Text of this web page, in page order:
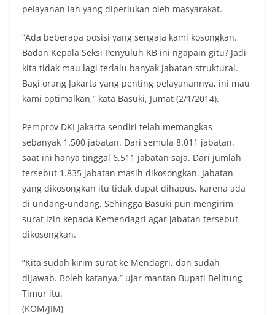
pelayanan lah yang diperlukan oleh masyarakat.
“Ada beberapa posisi yang sengaja kami kosongkan.
Badan Kepala Seksi Penyuluh KB ini ngapain gitu? Jadi
kita tidak mau lagi terlalu banyak jabatan struktural.
Bagi orang Jakarta yang penting pelayanannya, ini mau
kami optimalkan,” kata Basuki, Jumat (2/1/2014).
Pemprov DKI Jakarta sendiri telah memangkas
sebanyak 1.500 jabatan. Dari semula 8.011 jabatan,
saat ini hanya tinggal 6.511 jabatan saja. Dari jumlah
tersebut 1.835 jabatan masih dikosongkan. Jabatan
yang dikosongkan itu tidak dapat dihapus, karena ada
di undang-undang. Sehingga Basuki pun mengirim
surat izin kepada Kemendagri agar jabatan tersebut
dikosongkan.
“Kita sudah kirim surat ke Mendagri, dan sudah
dijawab. Boleh katanya,” ujar mantan Bupati Belitung
Timur itu.
(KOM/JIM)